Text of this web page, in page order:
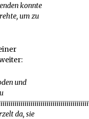
konnte
um zu
und
da, sie